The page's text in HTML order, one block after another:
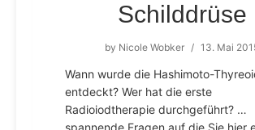
Schilddrüse
by Nicole Wobker / 13. Mai
Wann wurde die Hashimoto-
entdeckt? Wer hat die erste
Radioiodtherapie durchgeführt? …
spannende Fragen auf die Sie hier